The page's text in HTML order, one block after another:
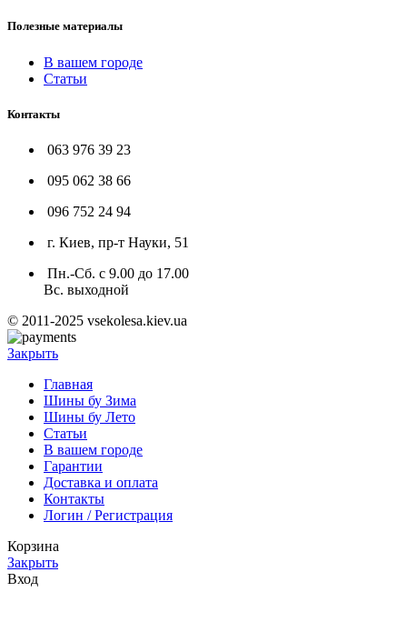
Полезные материалы
В вашем городе
Статьи
Контакты
063 976 39 23
095 062 38 66
096 752 24 94
г. Киев, пр-т Науки, 51
Пн.-Сб. с 9.00 до 17.00
Вс. выходной
© 2011-2025 vsekolesa.kiev.ua
Закрыть
Главная
Шины бу Зима
Шины бу Лето
Статьи
В вашем городе
Гарантии
Доставка и оплата
Контакты
Логин / Регистрация
Корзина
Закрыть
Вход